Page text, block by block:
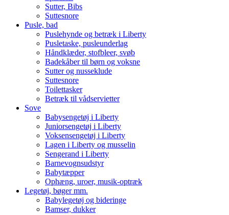
Sutter, Bibs
Suttesnore
Pusle, bad
Puslehynde og betræk i Liberty
Pusletaske, pusleunderlag
Håndklæder, stofbleer, svøb
Badekåber til børn og voksne
Sutter og nusseklude
Suttesnore
Toilettasker
Betræk til vådservietter
Sove
Babysengetøj i Liberty
Juniorsengetøj i Liberty
Voksensengetøj i Liberty
Lagen i Liberty og musselin
Sengerand i Liberty
Barnevognsudstyr
Babytæpper
Ophæng, uroer, musik-optræk
Legetøj, bøger mm.
Babylegetøj og bideringe
Bamser, dukker